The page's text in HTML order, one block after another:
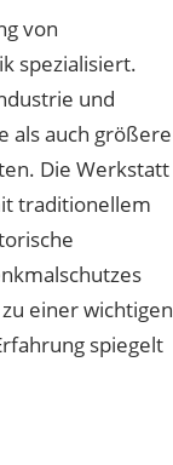
von
spezialisiert.
und
als auch größere
Die Werkstatt
traditionellem
einer wichtigen
spiegelt